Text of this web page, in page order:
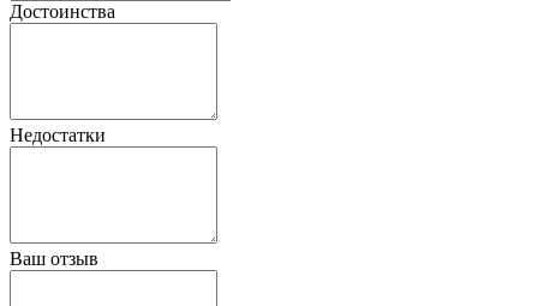
Достоинства
Недостатки
Ваш отзыв